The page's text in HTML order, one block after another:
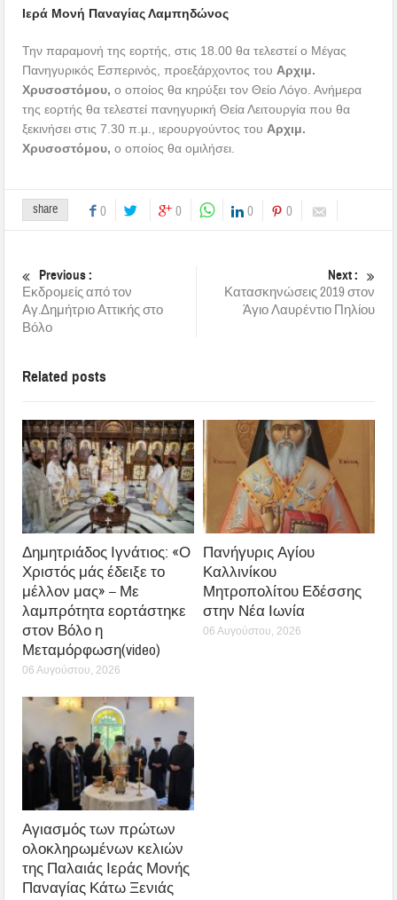
Ιερά Μονή Παναγίας Λαμπηδώνος
Την παραμονή της εορτής, στις 18.00 θα τελεστεί ο Μέγας
Πανηγυρικός Εσπερινός, προεξάρχοντος του Αρχιμ.
Χρυσοστόμου,ο οποίος θα κηρύξει τον Θείο Λόγο. Ανήμερα
της εορτής θα τελεστεί πανηγυρική Θεία Λειτουργία που θα
ξεκινήσει στις 7.30 π.μ., ιερουργούντος του Αρχιμ.
Χρυσοστόμου,ο οποίος θα ομιλήσει.
share 0 0 0 0
Previous :
Εκδρομείς από τον
Αγ.Δημήτριο Αττικής στο
Βόλο
Next :
Κατασκηνώσεις 2019 στον
Άγιο Λαυρέντιο Πηλίου
Related posts
Δημητριάδος Ιγνάτιος: «Ο
Χριστός μάς έδειξε το
μέλλον μας» – Με
λαμπρότητα εορτάστηκε
στον Βόλο η
Μεταμόρφωση(video)
06 Αυγούστου, 2026
Πανήγυρις Αγίου
Καλλινίκου
Μητροπολίτου Εδέσσης
στην Νέα Ιωνία
06 Αυγούστου, 2026
Αγιασμός των πρώτων
ολοκληρωμένων κελιών
της Παλαιάς Ιεράς Μονής
Παναγίας Κάτω Ξενιάς